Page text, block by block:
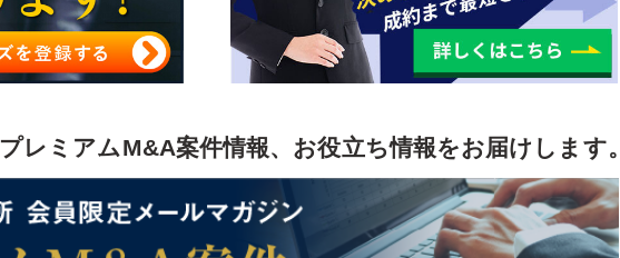
レミアムM&A案件情報、お役立ち情報をお届けします。